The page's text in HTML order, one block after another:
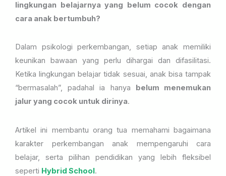
lingkungan belajarnya yang belum cocok dengan
cara anak bertumbuh?
Dalam psikologi perkembangan, setiap anak memiliki
keunikan bawaan yang perlu dihargai dan difasilitasi.
Ketika lingkungan belajar tidak sesuai, anak bisa tampak
“bermasalah”, padahal ia hanya
belum menemukan
jalur yang cocok untuk dirinya.
Artikel ini membantu orang tua memahami bagaimana
karakter perkembangan anak mempengaruhi cara
belajar, serta pilihan pendidikan yang lebih fleksibel
seperti Hybrid School.